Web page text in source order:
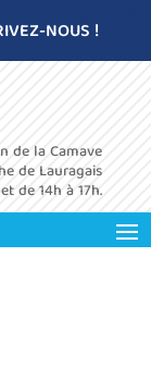
NOUS !
de la Camave
de Lauragais
de 14h à 17h.